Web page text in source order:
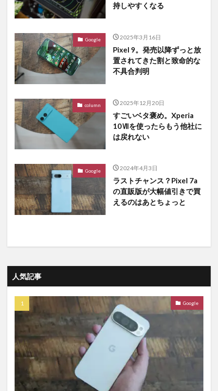
持しやすくなる
Google 2025年3月16日
Pixel 9。発売以降ずっと放
置されてきた割と致命的な
不具合判明
column 2025年12月20日
すごいベタ褒め。Xperia
10Ⅶを使ったらもう他社に
は戻れない
Google 2024年4月3日
ラストチャンス？Pixel 7a
の直販版が大幅値引きで買
えるのはあとちょっと
人気記事
Google